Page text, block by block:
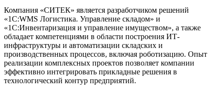
Компания «СИТЕК» является разработчиком решений
«1С:WMS Логистика. Управление складом» и
«1С:Инвентаризация и управление имуществом», а также
обладает компетенциями в области построения ИТ-
инфраструктуры и автоматизации складских и
производственных процессов, включая роботизацию. Опыт
реализации комплексных проектов позволяет компании
эффективно интегрировать прикладные решения в
технологический контур предприятий.